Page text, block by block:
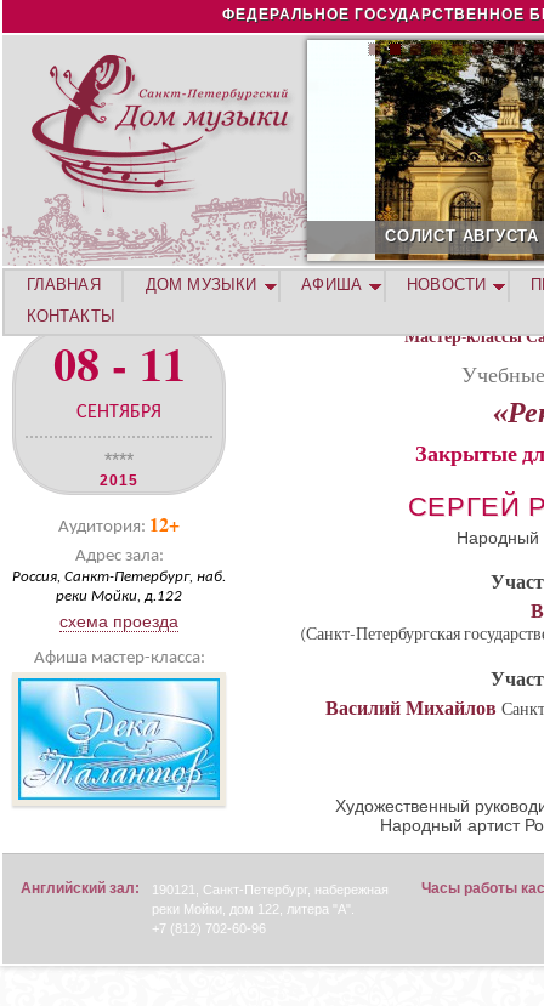
Jump to navigation
ФЕДЕРАЛЬНОЕ ГОСУДАРСТВЕННОЕ
СОЛИСТ АВГУСТА 2026
08 - 11
СЕНТЯБРЯ
****
2015
Аудитория: 12+
Адрес зала:
Россия, Санкт-Петербург, наб.
реки Мойки, д.122
схема проезда
Афиша мастер-класса:
Мастер-классы
Закрытые
СЕРГЕЙ
Народный
(Санкт-Петербургская
Василий Михайлов
Художественный
Народный артист
ГЛАВНАЯ ДОМ МУЗЫКИ АФИША НОВОСТИ
КОНТАКТЫ
Английский зал:
190121, Санкт-Петербург, набережная
реки Мойки, дом 122, литера "А".
+7 (812) 702-60-96
Часы работы